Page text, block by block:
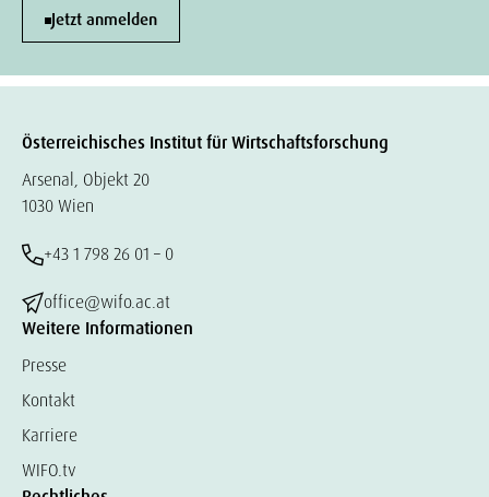
Jetzt anmelden
Österreichisches Institut für Wirtschaftsforschung
Arsenal, Objekt 20
1030 Wien
+43 1 798 26 01 – 0
office@wifo.ac.at
Weitere Informationen
Presse
Kontakt
Karriere
WIFO.tv